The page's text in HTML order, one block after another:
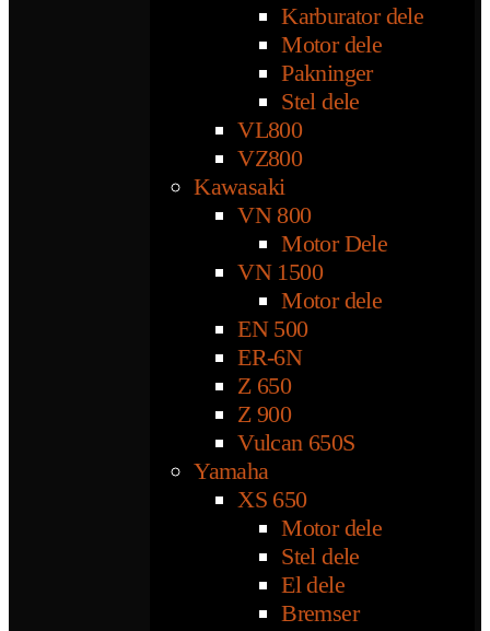
Karburator dele
Motor dele
Pakninger
Stel dele
VL800
VZ800
Kawasaki
VN 800
Motor Dele
VN 1500
Motor dele
EN 500
ER-6N
Z 650
Z 900
Vulcan 650S
Yamaha
XS 650
Motor dele
Stel dele
El dele
Bremser